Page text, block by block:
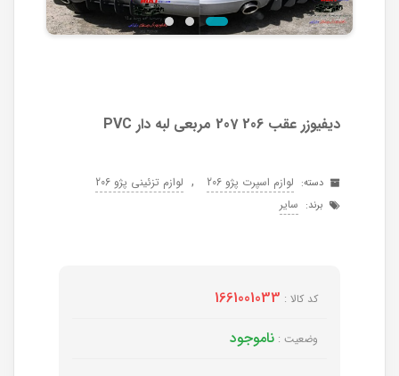
دیفیوزر عقب 206 207 مربعی لبه دار PVC
دسته: لوازم اسپرت پژو 206 , لوازم تزئینی پژو 206
برند: سایر
کد کالا : 1661001033
وضعیت : ناموجود